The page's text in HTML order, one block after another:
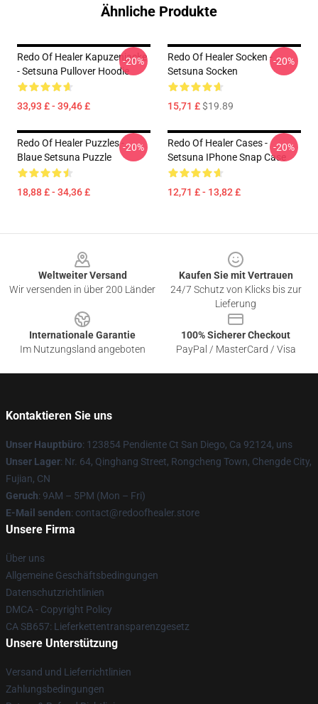
Ähnliche Produkte
Redo Of Healer Kapuzenjacke
- Setsuna Pullover Hoodie
33,93 £ - 39,46 £
-20%
Redo Of Healer Socken -
Setsuna Socken
15,71 £$19.89
-20%
Redo Of Healer Puzzles -
Blaue Setsuna Puzzle
18,88 £ - 34,36 £
-20%
Redo Of Healer Cases -
Setsuna IPhone Snap Case
12,71 £ - 13,82 £
-20%
Weltweiter Versand
Wir versenden in über 200 Länder
Kaufen Sie mit Vertrauen
24/7 Schutz von Klicks bis zur
Lieferung
Internationale Garantie
Im Nutzungsland angeboten
100% Sicherer Checkout
PayPal / MasterCard / Visa
Kontaktieren Sie uns
Unser Hauptbüro: 123854 Pendiente Ct San Diego, Ca 92124, uns
Unser Lager: Nr. 64, Qinghang Street, Rongcheng Town, Chengde City,
Fujian, CN
Geruch: 9AM – 5PM (Mon – Fri)
E-Mail senden: contact@redoofhealer.store
Unsere Firma
Über uns
Allgemeine Geschäftsbedingungen
Datenschutzrichtlinien
DMCA - Copyright Policy
CA SB657: Lieferkettentransparenzgesetz
Unsere Unterstützung
Versand und Lieferrichtlinien
Zahlungsbedingungen